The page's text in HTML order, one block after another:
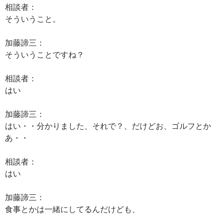
相談者：
そういうこと。
加藤諦三：
そういうことですね？
相談者：
はい
加藤諦三：
はい・・分かりました、それで？、だけどお、ゴルフとか
あ・・
相談者：
はい
加藤諦三：
食事とかは一緒にしてるんだけども、